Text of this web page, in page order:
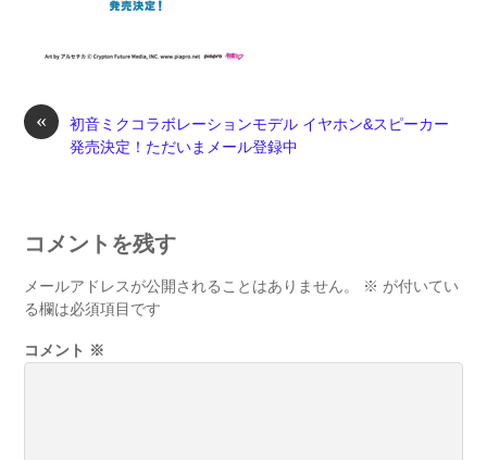
«
初音ミクコラボレーションモデル イヤホン&スピーカー
発売決定！ただいまメール登録中
コメントを残す
メールアドレスが公開されることはありません。 ※ が付いてい
る欄は必須項目です
コメント ※